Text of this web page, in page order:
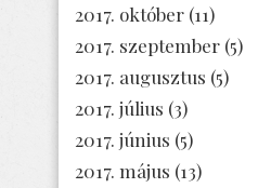
2017. október (11)
2017. szeptember (5)
2017. augusztus (5)
2017. július (3)
2017. június (5)
2017. május (13)